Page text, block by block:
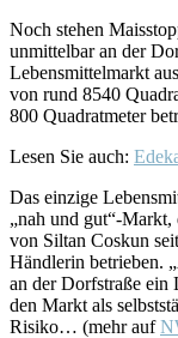
Noch stehen
unmittelbar an der
Lebensmittelmarkt
von rund 8540
800 Quadratmeter
Lesen Sie auch:
Das einzige
„nah und gut“-
von Siltan Coskun
Händlerin betrieben.
an der Dorfstraße ein
den Markt als
Risiko… (mehr auf